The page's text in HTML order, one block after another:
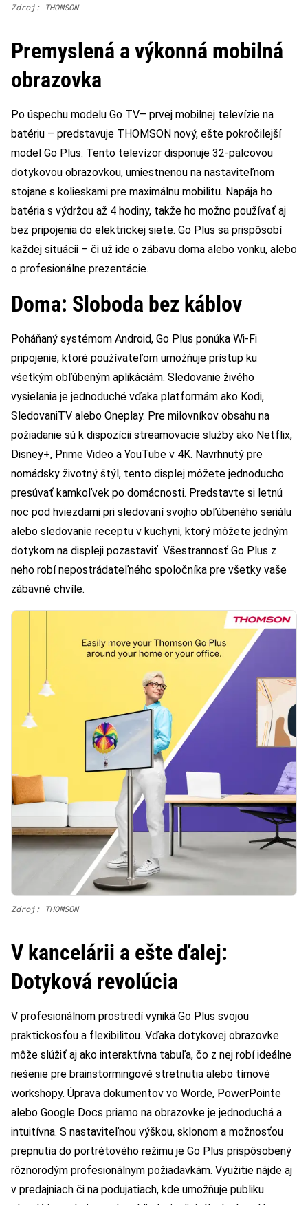
Zdroj: THOMSON
Premyslená a výkonná mobilná
obrazovka
Po úspechu modelu Go TV– prvej mobilnej televízie na
batériu – predstavuje THOMSON nový, ešte pokročilejší
model Go Plus. Tento televízor disponuje 32-palcovou
dotykovou obrazovkou, umiestnenou na nastaviteľnom
stojane s kolieskami pre maximálnu mobilitu. Napája ho
batéria s výdržou až 4 hodiny, takže ho možno používať aj
bez pripojenia do elektrickej siete. Go Plus sa prispôsobí
každej situácii – či už ide o zábavu doma alebo vonku, alebo
o profesionálne prezentácie.
Doma: Sloboda bez káblov
Poháňaný systémom Android, Go Plus ponúka Wi-Fi
pripojenie, ktoré používateľom umožňuje prístup ku
všetkým obľúbeným aplikáciám. Sledovanie živého
vysielania je jednoduché vďaka platformám ako Kodi,
SledovaniTV alebo Oneplay. Pre milovníkov obsahu na
požiadanie sú k dispozícii streamovacie služby ako Netflix,
Disney+, Prime Video a YouTube v 4K. Navrhnutý pre
nomádsky životný štýl, tento displej môžete jednoducho
presúvať kamkoľvek po domácnosti. Predstavte si letnú
noc pod hviezdami pri sledovaní svojho obľúbeného seriálu
alebo sledovanie receptu v kuchyni, ktorý môžete jedným
dotykom na displeji pozastaviť. Všestrannosť Go Plus z
neho robí nepostrádateľného spoločníka pre všetky vaše
zábavné chvíle.
Zdroj: THOMSON
V kancelárii a ešte ďalej:
Dotyková revolúcia
V profesionálnom prostredí vyniká Go Plus svojou
praktickosťou a flexibilitou. Vďaka dotykovej obrazovke
môže slúžiť aj ako interaktívna tabuľa, čo z nej robí ideálne
riešenie pre brainstormingové stretnutia alebo tímové
workshopy. Úprava dokumentov vo Worde, PowerPointe
alebo Google Docs priamo na obrazovke je jednoduchá a
intuitívna. S nastaviteľnou výškou, sklonom a možnosťou
prepnutia do portrétového režimu je Go Plus prispôsobený
rôznorodým profesionálnym požiadavkám. Využitie nájde aj
v predajniach či na podujatiach, kde umožňuje publiku